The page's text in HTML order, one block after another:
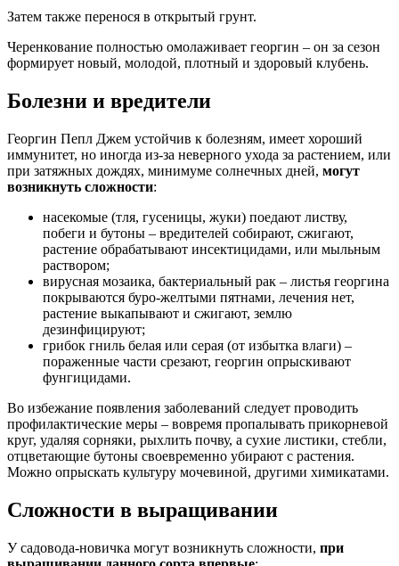
Затем также перенося в открытый грунт.
Черенкование полностью омолаживает георгин – он за сезон
формирует новый, молодой, плотный и здоровый клубень.
Болезни и вредители
Георгин Пепл Джем устойчив к болезням, имеет хороший
иммунитет, но иногда из-за неверного ухода за растением, или
при затяжных дождях, минимуме солнечных дней, могут
возникнуть сложности:
насекомые (тля, гусеницы, жуки) поедают листву,
побеги и бутоны – вредителей собирают, сжигают,
растение обрабатывают инсектицидами, или мыльным
раствором;
вирусная мозаика, бактериальный рак – листья георгина
покрываются буро-желтыми пятнами, лечения нет,
растение выкапывают и сжигают, землю
дезинфицируют;
грибок гниль белая или серая (от избытка влаги) –
пораженные части срезают, георгин опрыскивают
фунгицидами.
Во избежание появления заболеваний следует проводить
профилактические меры – вовремя пропалывать прикорневой
круг, удаляя сорняки, рыхлить почву, а сухие листики, стебли,
отцветающие бутоны своевременно убирают с растения.
Можно опрыскать культуру мочевиной, другими химикатами.
Сложности в выращивании
У садовода-новичка могут возникнуть сложности, при